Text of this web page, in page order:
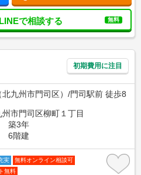
で相談する 無料
初期費用に注目
九州市門司区）/門司駅前 徒歩8
市門司区柳町１丁目
築3年
6階建
実
無料オンライン相談可
無料